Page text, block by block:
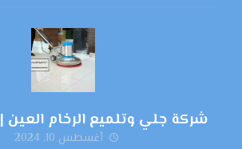
شركة جلي وتلميع الرخام العين |0545307678
أغسطس 10, 2024